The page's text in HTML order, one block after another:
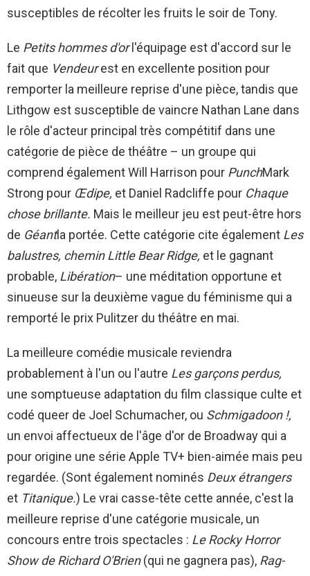
susceptibles de récolter les fruits le soir de Tony.
Le Petits hommes d'orl'équipage est d'accord sur le
fait que Vendeurest en excellente position pour
remporter la meilleure reprise d'une pièce, tandis que
Lithgow est susceptible de vaincre Nathan Lane dans
le rôle d'acteur principal très compétitif dans une
catégorie de pièce de théâtre – un groupe qui
comprend également Will Harrison pour PunchMark
Strong pour Œdipe, et Daniel Radcliffe pour Chaque
chose brillante. Mais le meilleur jeu est peut-être hors
de Géantla portée. Cette catégorie cite également Les
balustres, chemin Little Bear Ridge, et le gagnant
probable, Libération– une méditation opportune et
sinueuse sur la deuxième vague du féminisme qui a
remporté le prix Pulitzer du théâtre en mai.
La meilleure comédie musicale reviendra
probablement à l'un ou l'autre Les garçons perdus,
une somptueuse adaptation du film classique culte et
codé queer de Joel Schumacher, ou Schmigadoon !,
un envoi affectueux de l'âge d'or de Broadway qui a
pour origine une série Apple TV+ bien-aimée mais peu
regardée. (Sont également nominés Deux étrangers
et Titanique.) Le vrai casse-tête cette année, c'est la
meilleure reprise d'une catégorie musicale, un
concours entre trois spectacles : Le Rocky Horror
Show de Richard O'Brien(qui ne gagnera pas), Rag-